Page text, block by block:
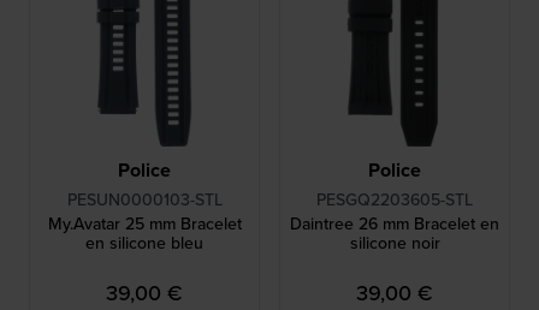
Police
PESUN0000103-STL
My.Avatar 25 mm Bracelet
en silicone bleu
39,00 €
Police
PESGQ2203605-STL
Daintree 26 mm Bracelet en
silicone noir
39,00 €